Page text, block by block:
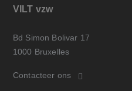
VILT vzw
Bd Simon Bolivar 17
1000 Bruxelles
Contacteer ons